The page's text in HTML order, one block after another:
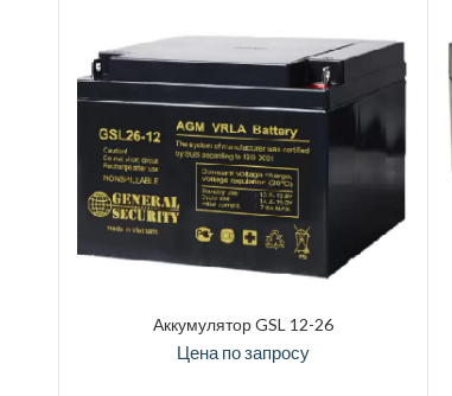
Аккумулятор GSL 12-26
Цена по запросу